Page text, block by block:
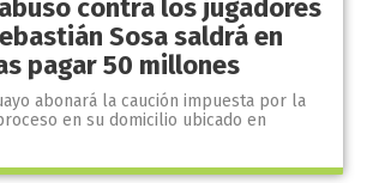
contra los jugadores
Sosa saldrá en
pagar 50 millones
abonará la caución impuesta por la
en su domicilio ubicado en